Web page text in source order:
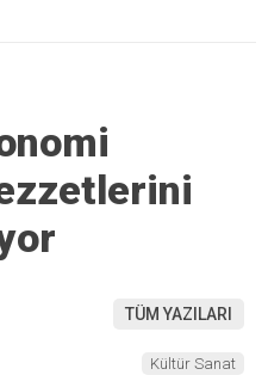
TÜM YAZILARI
Kültür Sanat